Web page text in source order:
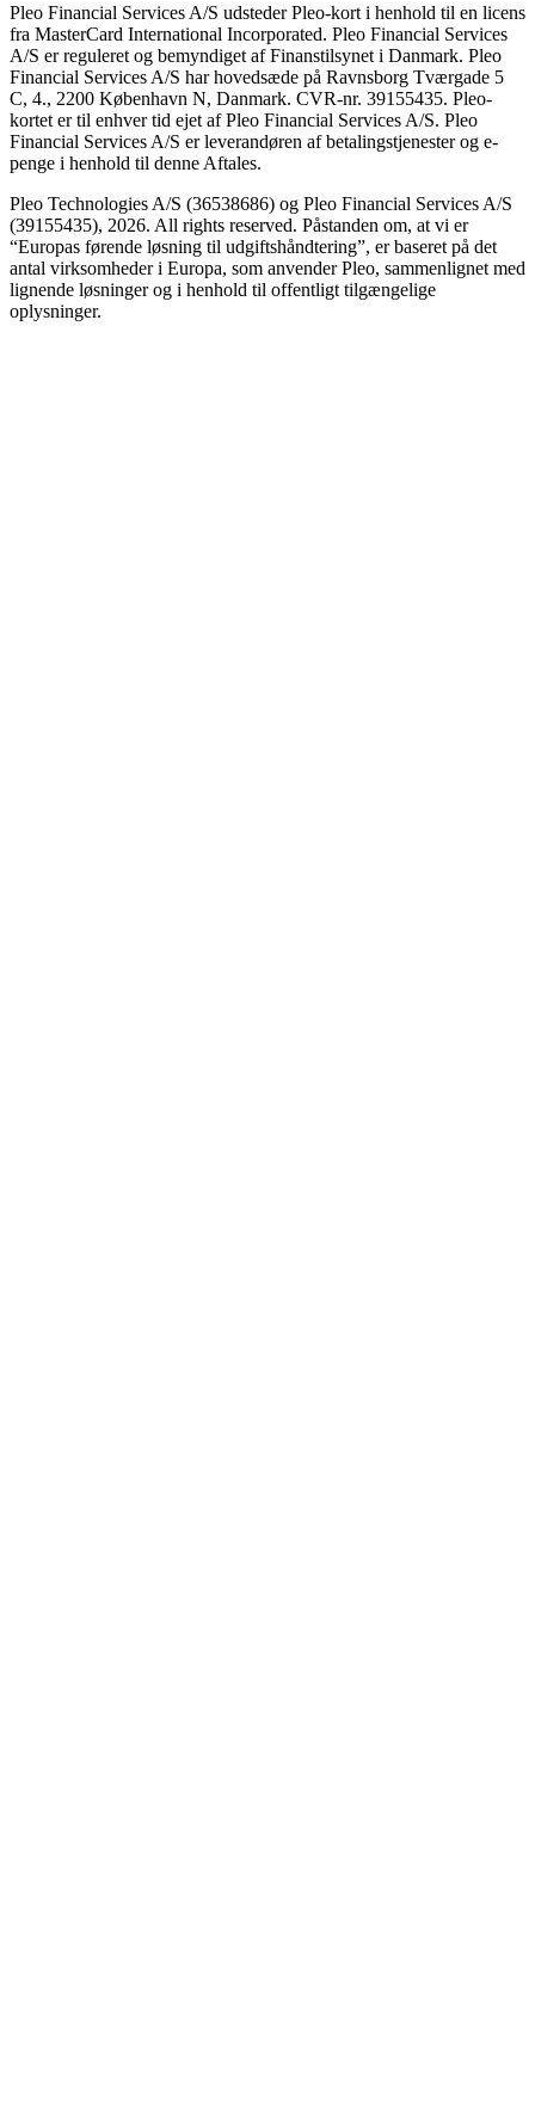
Pleo Financial Services A/S udsteder Pleo-kort i henhold til en licens
fra MasterCard International Incorporated. Pleo Financial Services
A/S er reguleret og bemyndiget af Finanstilsynet i Danmark. Pleo
Financial Services A/S har hovedsæde på Ravnsborg Tværgade 5
C, 4., 2200 København N, Danmark. CVR-nr. 39155435. Pleo-
kortet er til enhver tid ejet af Pleo Financial Services A/S. Pleo
Financial Services A/S er leverandøren af betalingstjenester og e-
penge i henhold til denne Aftales.
Pleo Technologies A/S (36538686) og Pleo Financial Services A/S
(39155435), 2026. All rights reserved. Påstanden om, at vi er
“Europas førende løsning til udgiftshåndtering”, er baseret på det
antal virksomheder i Europa, som anvender Pleo, sammenlignet med
lignende løsninger og i henhold til offentligt tilgængelige
oplysninger.